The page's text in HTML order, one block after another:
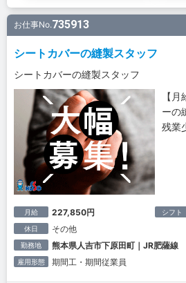
お仕事No.735913
シートカバーの縫製スタッフ
シートカバーの縫製スタッフ
【
ーの
残業
月給 227,850円 シフト
休日 その他
勤務地 熊本県人吉市下原田町｜JR肥薩線
雇用形態 期間工・期間従業員